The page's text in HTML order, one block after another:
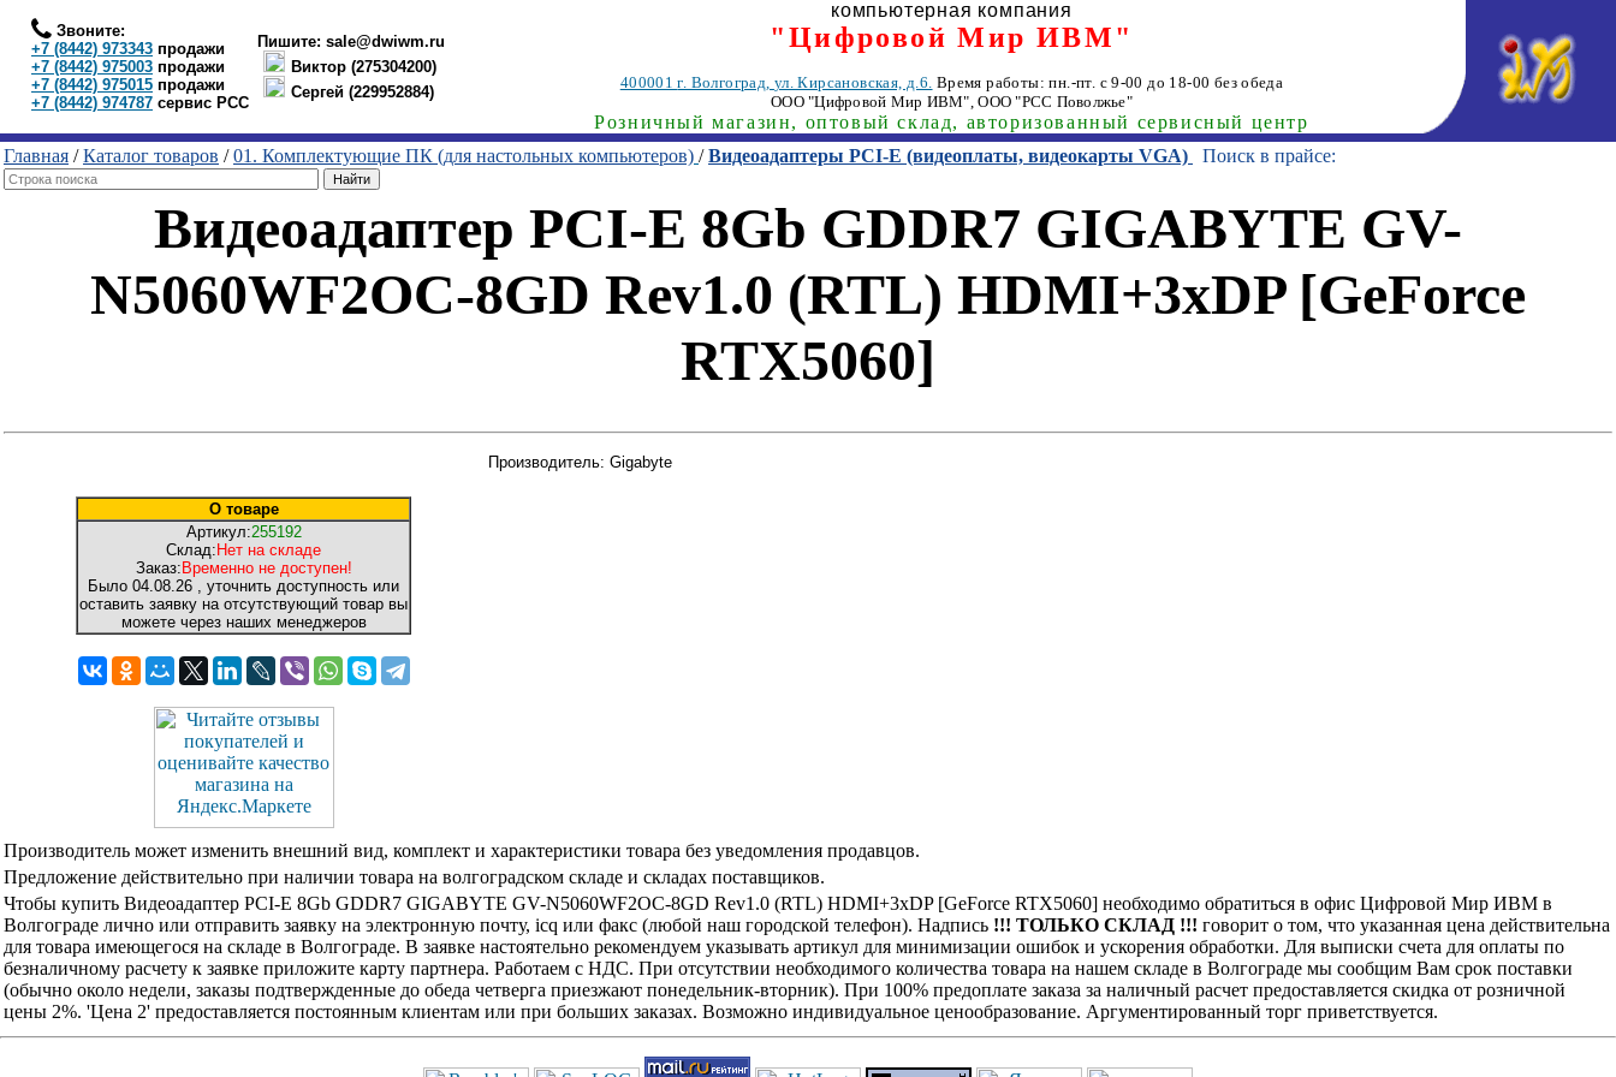
Звоните:
+7 (8442) 973343 продажи
+7 (8442) 975003 продажи
+7 (8442) 975015 продажи
+7 (8442) 974787 сервис РСС
Пишите: sale@dwiwm.ru
Виктор (275304200)
Сергей (229952884)
компьютерная компания
"Цифровой Мир ИВМ"
400001г. Волгоград, ул. Кирсановская, д.6. Время работы: пн.-пт. с 9-00 до 18-00 без обеда
ООО "Цифровой Мир ИВМ", ООО "РСС Поволжье"
Розничный магазин, оптовый склад, авторизованный сервисный центр
Главная /Каталог товаров /01. Комплектующие ПК (для настольных компьютеров) /Видеоадаптеры PCI-E (видеоплаты, видеокарты VGA) Поиск в прайсе:
Видеоадаптер PCI-E 8Gb GDDR7 GIGABYTE GV-
N5060WF2OC-8GD Rev1.0 (RTL) HDMI+3xDP [GeForce
RTX5060]
О товаре
Артикул:255192
Склад: Нет на складе
Заказ: Временно не доступен!
Было 04.08.26 , уточнить доступность или
оставить заявку на отсутствующий товар вы
можете через наших менеджеров
Производитель: Gigabyte
Производитель может изменить внешний вид, комплект и характеристики товара без уведомления продавцов.
Предложение действительно при наличии товара на волгоградском складе и складах поставщиков.
Чтобы купить Видеоадаптер PCI-E 8Gb GDDR7 GIGABYTE GV-N5060WF2OC-8GD Rev1.0 (RTL) HDMI+3xDP [GeForce RTX5060] необходимо обратиться в офис Цифровой Мир ИВМ в
Волгограде лично или отправить заявку на электронную почту, icq или факс (любой наш городской телефон). Надпись !!! ТОЛЬКО СКЛАД !!! говорит о том, что указанная цена действительна
для товара имеющегося на складе в Волгограде. В заявке настоятельно рекомендуем указывать артикул для минимизации ошибок и ускорения обработки. Для выписки счета для оплаты по
безналичному расчету к заявке приложите карту партнера. Работаем с НДС. При отсутствии необходимого количества товара на нашем складе в Волгограде мы сообщим Вам срок поставки
(обычно около недели, заказы подтвержденные до обеда четверга приезжают понедельник-вторник). При 100% предоплате заказа за наличный расчет предоставляется скидка от розничной
цены 2%. 'Цена 2' предоставляется постоянным клиентам или при больших заказах. Возможно индивидуальное ценообразование. Аргументированный торг приветствуется.